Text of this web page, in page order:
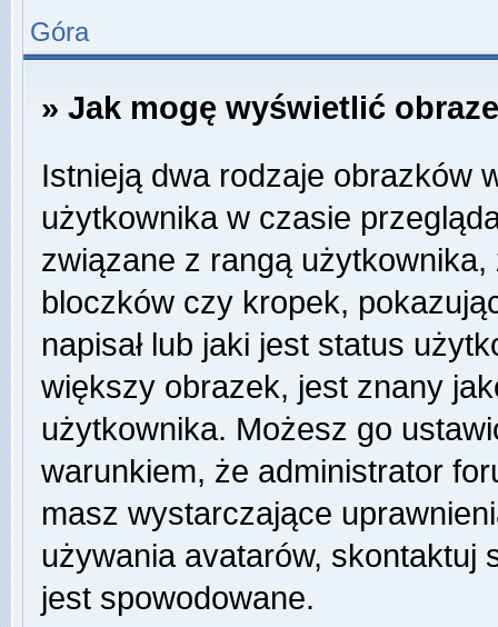
Góra
» Jak mogę wyświetlić
Istnieją dwa rodzaje obrazków
użytkownika w czasie
związane z rangą
bloczków czy kropek,
napisał lub jaki jest status
większy obrazek, jest znany
użytkownika. Możesz go
warunkiem, że administrator
masz wystarczające
używania avatarów, skontaktuj
jest spowodowane.